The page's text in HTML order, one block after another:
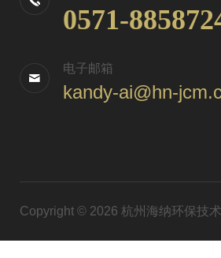
0571-
电子邮箱
kandy-ai@hn-
Copyright © 2026 杭州海纳环保技